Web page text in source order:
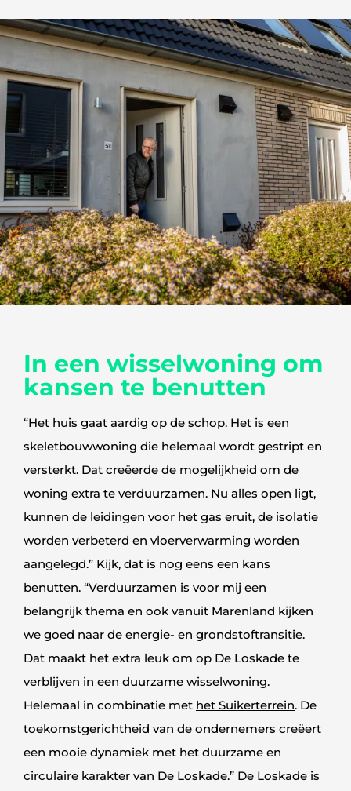
In een wisselwoning om
kansen te benutten
“Het huis gaat aardig op de schop. Het is een
skeletbouwwoning die helemaal wordt gestript en
versterkt. Dat creëerde de mogelijkheid om de
woning extra te verduurzamen. Nu alles open ligt,
kunnen de leidingen voor het gas eruit, de isolatie
worden verbeterd en vloerverwarming worden
aangelegd.” Kijk, dat is nog eens een kans
benutten. “Verduurzamen is voor mij een
belangrijk thema en ook vanuit Marenland kijken
we goed naar de energie- en grondstoftransitie.
Dat maakt het extra leuk om op De Loskade te
verblijven in een duurzame wisselwoning.
Helemaal in combinatie met het Suikerterrein. De
toekomstgerichtheid van de ondernemers creëert
een mooie dynamiek met het duurzame en
circulaire karakter van De Loskade.” De Loskade is